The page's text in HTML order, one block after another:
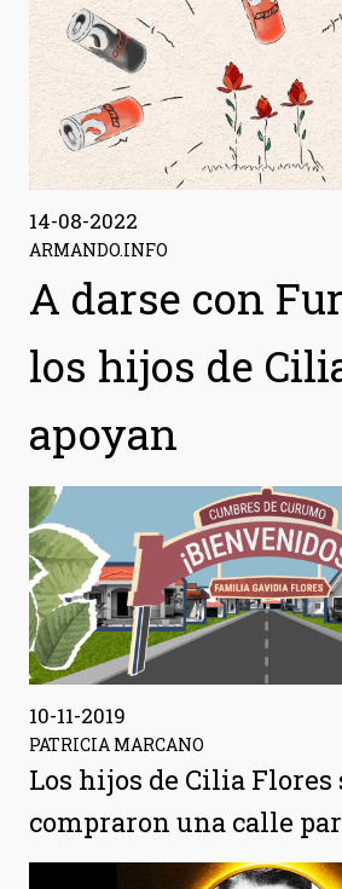
14-08-2022
ARMANDO.INFO
A darse con
los hijos de
apoyan
10-11-2019
PATRICIA MARCANO
Los hijos de Cilia Flores
compraron una calle